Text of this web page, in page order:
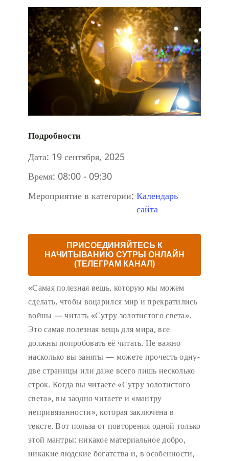
Подробности
Дата: 19 сентября, 2025
Время: 08:00 - 09:30
Мероприятие в категории: Календарь
сайта
ПРИСОЕДИНЯЙТЕСЬ К
НАЧИТЫВАНИЮ СУТРЫ ОНЛАЙН
(ТЕЛЕГРАМ КАНАЛ)
«Самая полезная вещь, которую мы можем
сделать, чтобы воцарился мир и прекратились
войны — читать «Сутру золотистого света».
Это самая полезная вещь для мира, все
должны попробовать её читать. Не важно
насколько вы заняты — можете прочесть одну-
две страницы или даже всего лишь несколько
строк. Когда вы читаете «Сутру золотистого
света», вы заодно читаете и «мантру
непривязанности», которая заключена в
тексте. Вот польза от повторения одной только
этой мантры: никакое материальное добро,
никакие людские богатства и, в особенности,